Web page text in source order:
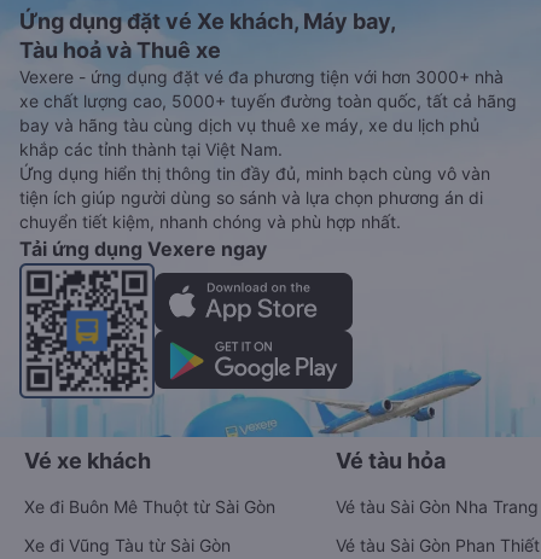
Ứng dụng đặt vé Xe khách, Máy bay,
Tàu hoả và Thuê xe
Vexere - ứng dụng đặt vé đa phương tiện với hơn 3000+ nhà
xe chất lượng cao, 5000+ tuyến đường toàn quốc, tất cả hãng
bay và hãng tàu cùng dịch vụ thuê xe máy, xe du lịch phủ
khắp các tỉnh thành tại Việt Nam.
Ứng dụng hiển thị thông tin đầy đủ, minh bạch cùng vô vàn
tiện ích giúp người dùng so sánh và lựa chọn phương án di
chuyển tiết kiệm, nhanh chóng và phù hợp nhất.
Tải ứng dụng Vexere ngay
Vé xe khách
Xe đi Buôn Mê Thuột từ Sài Gòn
Xe đi Vũng Tàu từ Sài Gòn
Vé tàu hỏa
Vé tàu Sài Gòn Nha Trang
Vé tàu Sài Gòn Phan Thiết